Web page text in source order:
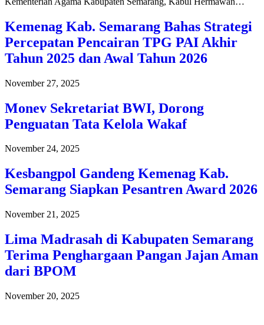
Kemenag Kab. Semarang Bahas Strategi
Percepatan Pencairan TPG PAI Akhir
Tahun 2025 dan Awal Tahun 2026
November 27, 2025
Monev Sekretariat BWI, Dorong
Penguatan Tata Kelola Wakaf
November 24, 2025
Kesbangpol Gandeng Kemenag Kab.
Semarang Siapkan Pesantren Award 2026
November 21, 2025
Lima Madrasah di Kabupaten Semarang
Terima Penghargaan Pangan Jajan Aman
dari BPOM
November 20, 2025